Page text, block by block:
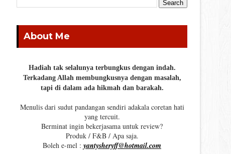
About Me
Hadiah tak selalunya terbungkus dengan indah.
Terkadang Allah membungkusnya dengan masalah,
tapi di dalam ada hikmah dan barakah.
Menulis dari sudut pandangan sendiri adakala coretan hati
yang tercuit.
Berminat ingin bekerjasama untuk review?
Produk / F&B / Apa saja.
Boleh e-mel : yantysheryff@hotmail.com